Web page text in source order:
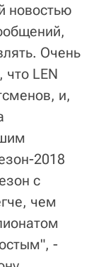
новостью
Очень
что LEN
и,
2018
с
чем
-